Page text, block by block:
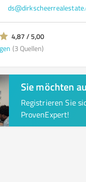
4,87 / 5,00
(3 Quellen)
Sie möchten
Registrieren Sie
ProvenExpert!